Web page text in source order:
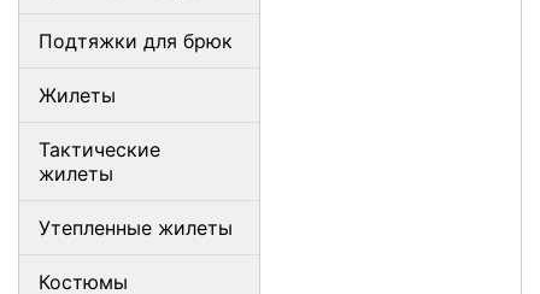
Подтяжки для брюк
Жилеты
Тактические
жилеты
Утепленные жилеты
Костюмы